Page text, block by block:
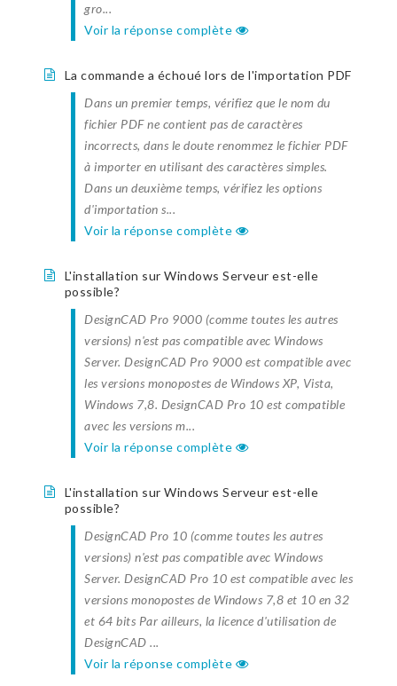
gro...
Voir la réponse complète
La commande a échoué lors de l'importation PDF
Dans un premier temps, vérifiez que le nom du
fichier PDF ne contient pas de caractères
incorrects, dans le doute renommez le fichier PDF
à importer en utilisant des caractères simples.
Dans un deuxième temps, vérifiez les options
d'importation s...
Voir la réponse complète
L'installation sur Windows Serveur est-elle
possible?
DesignCAD Pro 9000 (comme toutes les autres
versions) n'est pas compatible avec Windows
Server. DesignCAD Pro 9000 est compatible avec
les versions monopostes de Windows XP, Vista,
Windows 7,8. DesignCAD Pro 10 est compatible
avec les versions m...
Voir la réponse complète
L'installation sur Windows Serveur est-elle
possible?
DesignCAD Pro 10 (comme toutes les autres
versions) n'est pas compatible avec Windows
Server. DesignCAD Pro 10 est compatible avec les
versions monopostes de Windows 7,8 et 10 en 32
et 64 bits Par ailleurs, la licence d'utilisation de
DesignCAD ...
Voir la réponse complète